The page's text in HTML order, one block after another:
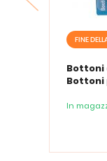
FINE
Bottoni
Bottoni
In